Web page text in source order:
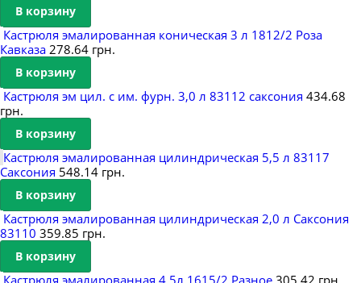
В корзину
Кастрюля эмалированная коническая 3 л 1812/2 Роза
Кавказа 278.64 грн.
В корзину
Кастрюля эм цил. с им. фурн. 3,0 л 83112 саксония 434.68
грн.
В корзину
Кастрюля эмалированная цилиндрическая 5,5 л 83117
Саксония 548.14 грн.
В корзину
Кастрюля эмалированная цилиндрическая 2,0 л Саксония
83110 359.85 грн.
В корзину